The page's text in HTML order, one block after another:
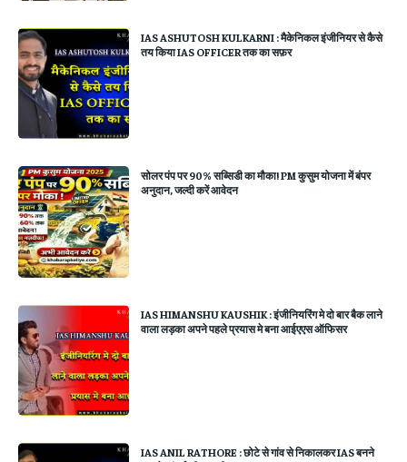
IAS ASHUTOSH KULKARNI : मैकेनिकल इंजीनियर से कैसे
तय किया IAS OFFICER तक का सफ़र
सोलर पंप पर 90% सब्सिडी का मौका! PM कुसुम योजना में बंपर
अनुदान, जल्दी करें आवेदन
IAS HIMANSHU KAUSHIK : इंजीनियरिंग मे दो बार बैक लाने
वाला लड़का अपने पहले प्रयास मे बना आईएएस ऑफिसर
IAS ANIL RATHORE : छोटे से गांव से निकालकर IAS बनने